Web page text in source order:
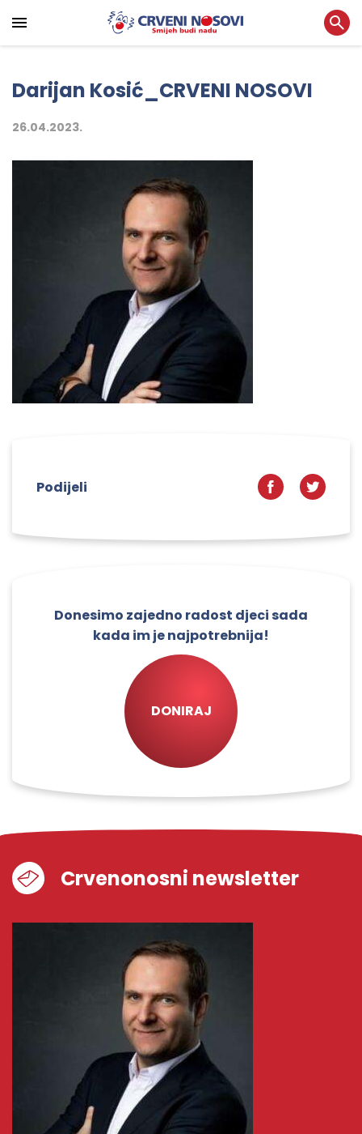
Darijan Kosić_CRVENI NOSOVI
26.04.2023.
Podijeli
Donesimo zajedno radost djeci sada
kada im je najpotrebnija!
DONIRAJ
Crvenonosni newsletter